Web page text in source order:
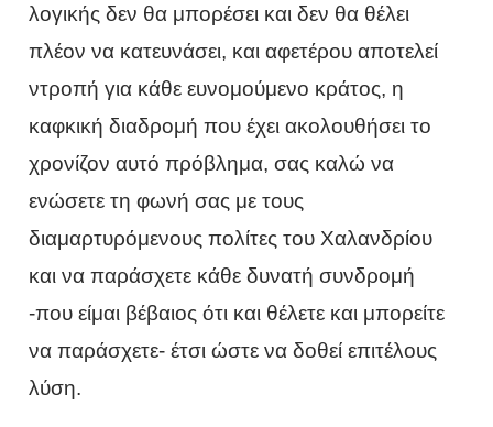
λογικής δεν θα μπορέσει και δεν θα θέλει
πλέον να κατευνάσει, και αφετέρου αποτελεί
ντροπή για κάθε ευνομούμενο κράτος, η
καφκική διαδρομή που έχει ακολουθήσει το
χρονίζον αυτό πρόβλημα, σας καλώ να
ενώσετε τη φωνή σας με τους
διαμαρτυρόμενους πολίτες του Χαλανδρίου
και να παράσχετε κάθε δυνατή συνδρομή
-που είμαι βέβαιος ότι και θέλετε και μπορείτε
να παράσχετε- έτσι ώστε να δοθεί επιτέλους
λύση.